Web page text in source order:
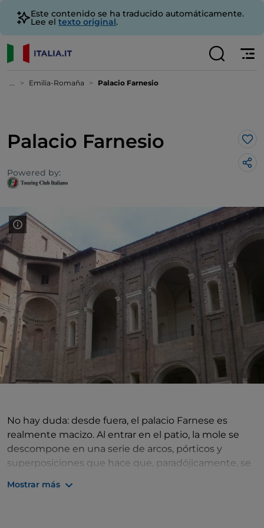
Este contenido se ha traducido automáticamente.
Lee el texto original.
... Emilia-Romaña Palacio Farnesio
Palacio Farnesio Me
Powered by:
No hay duda: desde fuera, el palacio Farnese es
realmente macizo. Al entrar en el patio, la mole se
descompone en una serie de arcos, pórticos y
superposiciones que hace que, paradójicamente, se
Mostrar más